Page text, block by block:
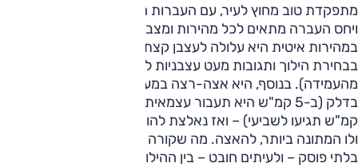
מתפקדת טוב מחוץ לעיר, עם העברות הילוכים חלקות ומהירות,
ויחס העברה מתאים לכל מהירות ומצב רוח. אבל בנסיעה
במהירות איטית היא עלולה לעצבן קצת, בגלל חוסר החלטיות
בבחירת הילוך ותגובות מעט עצבניות לדוושה (בעיקר בזינוק
מהעמידה). בנוסף, היא אצה-רצה במעלה ההילוכים כדי לחסוך
קמ"ש תגיעו לשביעי) – ואז נאלצת להוריד הילוכים בכל דרישה,
ולו המתונה ביותר, להאצה. מה שקורה בפועל אפוא, הוא מעבר
בלתי פוסק – ולעיתים חובט – בין ההילוכים. וזה מעצבן.